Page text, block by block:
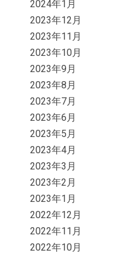
2024年1月
2023年12月
2023年11月
2023年10月
2023年9月
2023年8月
2023年7月
2023年6月
2023年5月
2023年4月
2023年3月
2023年2月
2023年1月
2022年12月
2022年11月
2022年10月